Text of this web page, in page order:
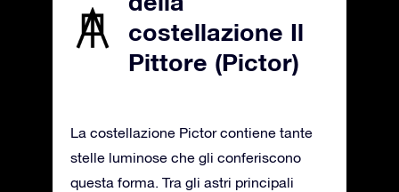
costellazione Il
Pittore (Pictor)
La costellazione Pictor contiene tante
stelle luminose che gli conferiscono
questa forma. Tra gli astri principali